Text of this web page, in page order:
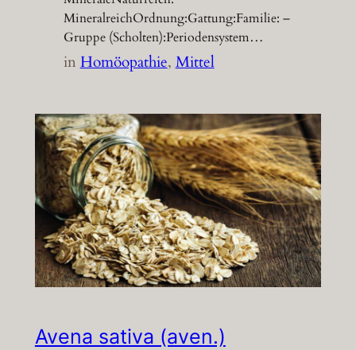
MineralreichOrdnung:Gattung:Familie: –
Gruppe (Scholten):Periodensystem…
inHomöopathie, Mittel
Avena sativa (aven.)